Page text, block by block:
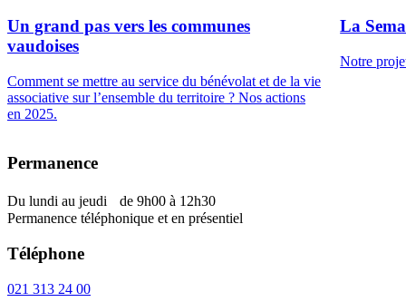
Un grand pas vers les communes
vaudoises
Comment se mettre au service du bénévolat et de la vie
associative sur l’ensemble du territoire ? Nos actions
en 2025.
La
Notre
Permanence
Du lundi au jeudi de 9h00 à 12h30
Permanence téléphonique et en présentiel
Téléphone
021 313 24 00